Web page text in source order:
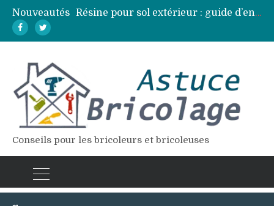
Nouveautés
Résine pour sol extérieur : guide d’entretien et réparation des fissures
Pose d’une dalle béton : 7 erreurs à éviter pour un résultat durable
Conseils pour les bricoleurs et bricoleuses